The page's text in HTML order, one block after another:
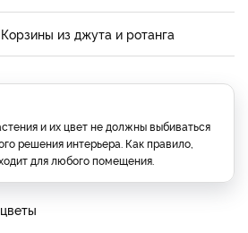
Корзины из джута и ротанга
и их цвет не должны выбиваться
решения интерьера. Как правило,
для любого помещения.